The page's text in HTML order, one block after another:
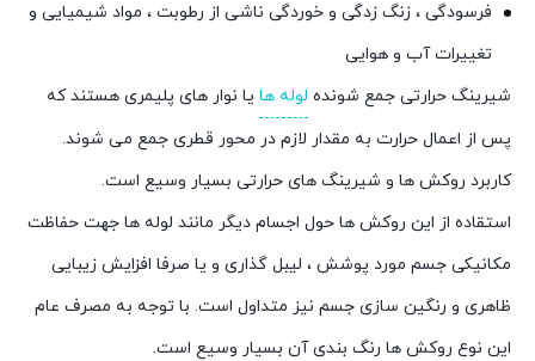
فرسودگی ، زنگ زدگی و خوردگی ناشی از رطوبت ، مواد شیمیایی و
تغییرات آب و هوایی
شیرینگ حرارتی جمع شونده لوله ها یا نوار های پلیمری هستند که
پس از اعمال حرارت به مقدار لازم در محور قطری جمع می شوند.
کاربرد روکش ها و شیرینگ های حرارتی بسیار وسیع است.
استقاده از این روکش ها حول اجسام دیگر مانند لوله ها جهت حفاظت
مکانیکی جسم مورد پوشش ، لیبل گذاری و یا صرفا افزایش زیبایی
ظاهری و رنگین سازی جسم نیز متداول است. با توجه به مصرف عام
این نوع روکش ها رنگ بندی آن بسیار وسیع است.